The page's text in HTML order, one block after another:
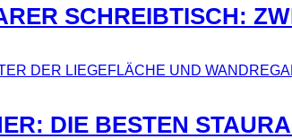
SCHREIBTISCH:
DIE BESTEN